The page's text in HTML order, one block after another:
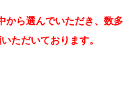
から選んでいただき、数多
ただいております。